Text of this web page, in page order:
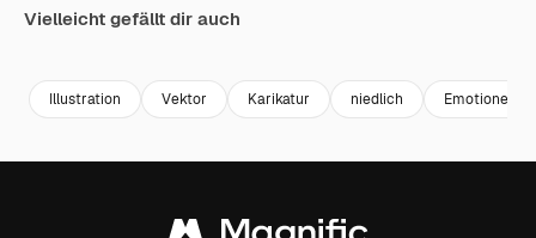
Vielleicht gefällt dir auch
Illustration Vektor Karikatur niedlich Emotionen